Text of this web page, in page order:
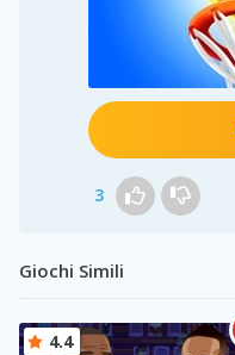
3
Giochi Simili
4.4